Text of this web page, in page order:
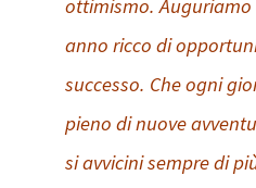
ottimismo.
anno ricco di
successo. Che ogni
pieno di nuove
si avvicini sempre di